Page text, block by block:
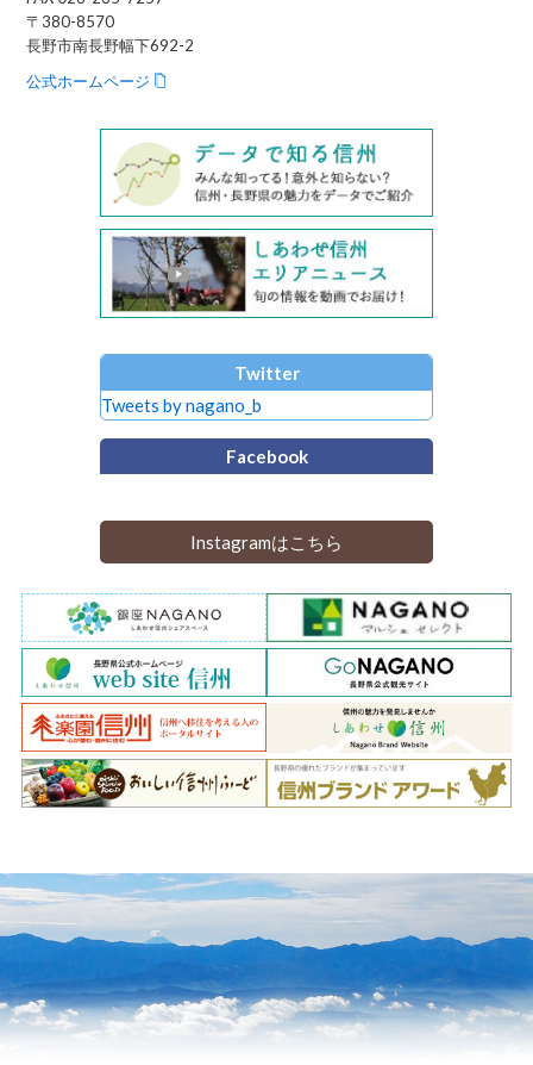
〒380-8570
長野市南長野幅下692-2
公式ホームページ
Twitter
Tweets by nagano_b
Facebook
Instagramはこちら